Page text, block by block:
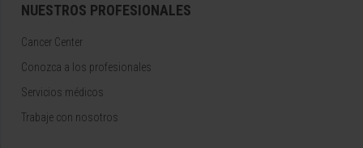
NUESTROS PROFESIONALES
Cancer Center
Conozca a los profesionales
Servicios médicos
Trabaje con nosotros